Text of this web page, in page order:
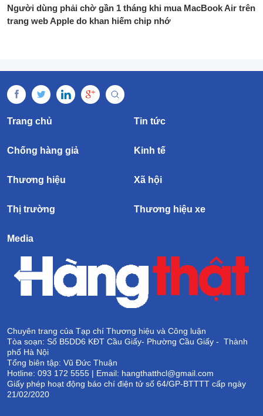
Người dùng phải chờ gần 1 tháng khi mua MacBook Air trên
trang web Apple do khan hiếm chip nhớ
Trang chủ Tin tức
Chống hàng giả Kinh tế
Thương hiệu Xã hội
Thị trường Thương hiệu xe
Media
Chuyên trang của Tạp chí Thương hiệu và Công luận
Tòa soạn: Số B5DD6 KĐT Cầu Giấy- Phường Cầu Giấy - Thành
phố Hà Nội
Tổng biên tập: Vũ Đức Thuận
Hotline: 093 172 5555 | Email: hangthatthcl@gmail.com
Giấy phép hoạt động báo chí điện tử số 64/GP-BTTTT cấp ngày
21/02/2020